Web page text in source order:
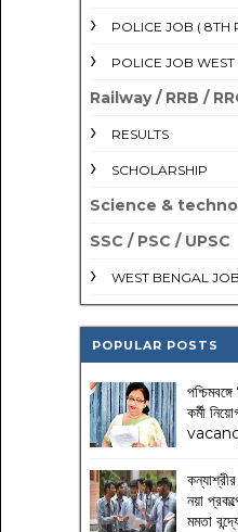
POLICE JOB ( 8TH
POLICE JOB
Railway / RRB /
RESULTS
SCHOLARSHIP
Science &
SSC / PSC / UPSC
WEST BENGAL JOB
POPULAR POSTS
কর্মী
নয়া
মমতা